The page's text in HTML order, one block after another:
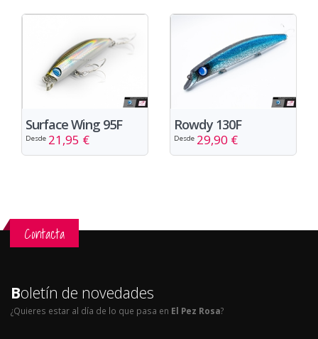
Surface Wing 95F
Desde 21,95 €
Rowdy 130F
Desde 29,90 €
Contacta
Boletín de novedades
¿Quieres estar al día de lo que pasa en El Pez Rosa?